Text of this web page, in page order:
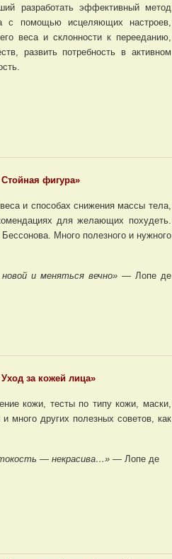
разработать эффективный метод
с помощью исцеляющих настроев,
веса и склонности к перееданию,
развить потребность в активном
фигура»
и способах снижения массы тела,
для желающих похудеть.
Много полезного и нужного
и меняться вечно» — Лопе де
за кожей лица»
кожи, тесты по типу кожи, маски,
много других полезных советов, как
— некрасива…»— Лопе де